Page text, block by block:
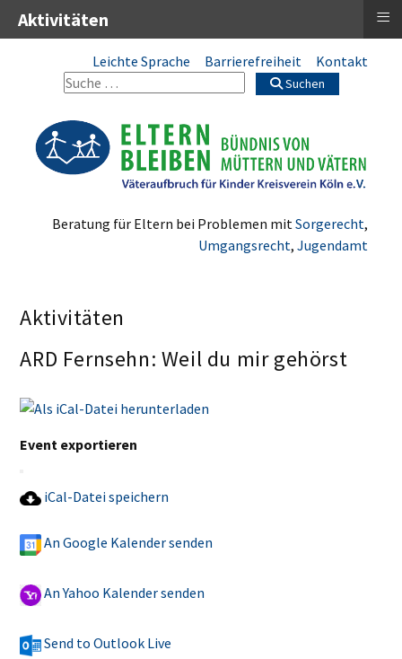
Leichte Sprache Barrierefreiheit Kontakt
Suchen
Beratung für Eltern bei Problemen mit Sorgerecht,
Umgangsrecht, Jugendamt
Aktivitäten
ARD Fernsehn: Weil du mir gehörst
Event exportieren
iCal-Datei speichern
An Google Kalender senden
An Yahoo Kalender senden
Send to Outlook Live
Aktivitäten ≡